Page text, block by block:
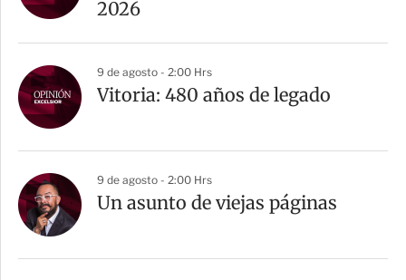
2026
9 de agosto - 2:00 Hrs
Vitoria: 480 años de legado
9 de agosto - 2:00 Hrs
Un asunto de viejas páginas